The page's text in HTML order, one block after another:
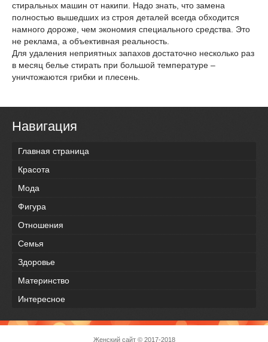
стиральных машин от накипи. Надо знать, что замена
полностью вышедших из строя деталей всегда обходится
намного дороже, чем экономия специального средства. Это
не реклама, а объективная реальность.
Для удаления неприятных запахов достаточно несколько раз
в месяц белье стирать при большой температуре –
уничтожаются грибки и плесень.
Навигация
Главная страница
Красота
Мода
Фигура
Отношения
Семья
Здоровье
Материнство
Интересное
Женский сайт© 2017-2018